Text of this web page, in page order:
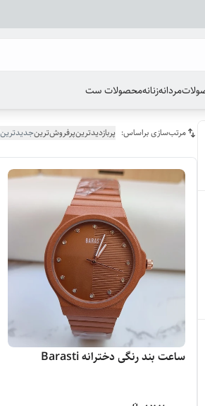
مردانهزنانهمحصولات ست
مرتب‌سازی براساس: پربازدیدترینپرفروش‌ترینجدیدترین
ساعت بند رنگی دخترانه Barasti